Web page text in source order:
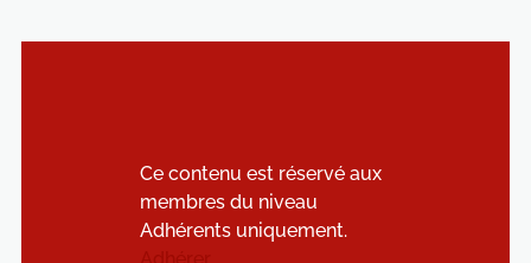
Ce contenu est réservé aux
membres du niveau
Adhérents uniquement.